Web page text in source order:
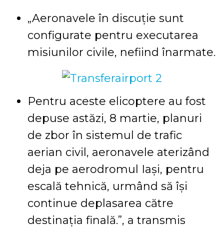
„Aeronavele în discuție sunt
configurate pentru executarea
misiunilor civile, nefiind înarmate.
Pentru aceste elicoptere au fost
depuse astăzi, 8 martie, planuri
de zbor în sistemul de trafic
aerian civil, aeronavele aterizând
deja pe aerodromul Iași, pentru
escală tehnică, urmând să își
continue deplasarea către
destinația finală.”, a transmis